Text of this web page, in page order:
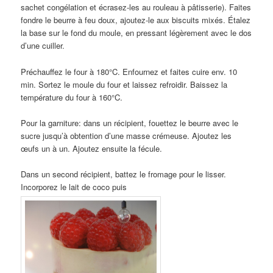
sachet congélation et écrasez-les au rouleau à pâtisserie). Faites
fondre le beurre à feu doux, ajoutez-le aux biscuits mixés. Étalez
la base sur le fond du moule, en pressant légèrement avec le dos
d’une cuiller.
Préchauffez le four à 180°C. Enfournez et faites cuire env. 10
min. Sortez le moule du four et laissez refroidir. Baissez la
température du four à 160°C.
Pour la garniture: dans un récipient, fouettez le beurre avec le
sucre jusqu’à obtention d’une masse crémeuse. Ajoutez les
œufs un à un. Ajoutez ensuite la fécule.
Dans un second récipient, battez le fromage pour le lisser.
Incorporez le lait de coco puis